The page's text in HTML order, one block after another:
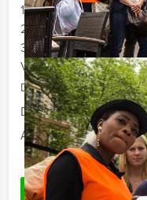
12 - 19 personen
20 - 29 personen
30 - 39 personen
Vanaf 40 personen
De prijzen zijn exclusief
Duur:
4 uur en 30
Aantal:
Minimaal 12